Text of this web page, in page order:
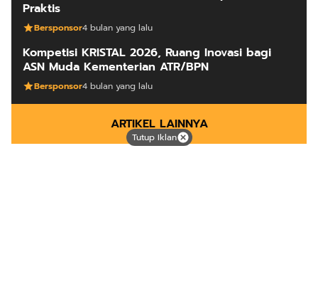
Praktis
Bersponsor4 bulan yang lalu
Kompetisi KRISTAL 2026, Ruang Inovasi bagi
ASN Muda Kementerian ATR/BPN
Bersponsor4 bulan yang lalu
ARTIKEL LAINNYA
Tutup Iklan